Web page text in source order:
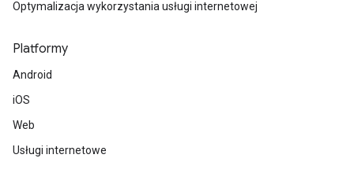
Optymalizacja wykorzystania usługi internetowej
Platformy
Android
iOS
Web
Usługi internetowe